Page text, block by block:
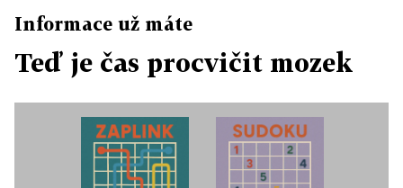
Informace už máte
Teď je čas procvičit mozek